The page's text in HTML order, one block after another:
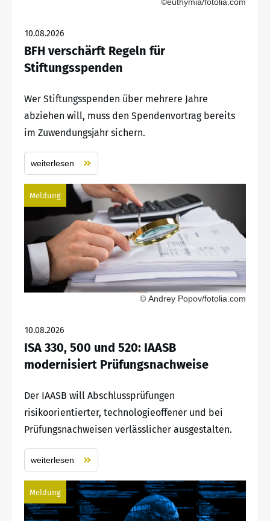
10.08.2026
BFH verschärft Regeln für
Stiftungsspenden
Wer Stiftungsspenden über mehrere Jahre
abziehen will, muss den Spendenvortrag bereits
im Zuwendungsjahr sichern.
weiterlesen
Meldung
© Andrey Popov/fotolia.com
10.08.2026
ISA 330, 500 und 520: IAASB
modernisiert Prüfungsnachweise
Der IAASB will Abschlussprüfungen
risikoorientierter, technologieoffener und bei
Prüfungsnachweisen verlässlicher ausgestalten.
weiterlesen
Meldung